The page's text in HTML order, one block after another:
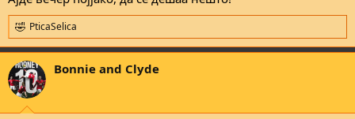
R
e
a
c
t
i
PticaSelica
Bonnie and Clyde